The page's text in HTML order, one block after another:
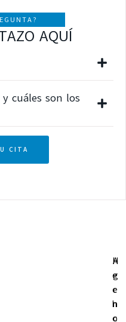
AQUÍ
cuáles son los
CITA
H
e
c
h
o
A
g
e
n
c